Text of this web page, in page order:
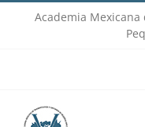
Academia